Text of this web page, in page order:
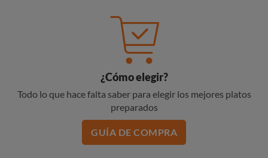
¿Cómo elegir?
Todo lo que hace falta saber para elegir los mejores platos
preparados
GUÍA DE COMPRA